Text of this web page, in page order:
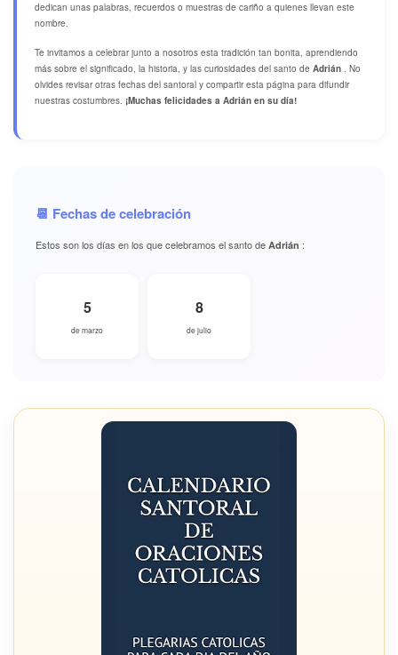
dedican unas palabras, recuerdos o muestras de cariño a quienes llevan este
nombre.
Te invitamos a celebrar junto a nosotros esta tradición tan bonita, aprendiendo
más sobre el significado, la historia, y las curiosidades del santo de Adrián . No
olvides revisar otras fechas del santoral y compartir esta página para difundir
nuestras costumbres. ¡Muchas felicidades a Adrián en su día!
📆 Fechas de celebración
Estos son los días en los que celebramos el santo de Adrián :
5
de marzo
8
de julio